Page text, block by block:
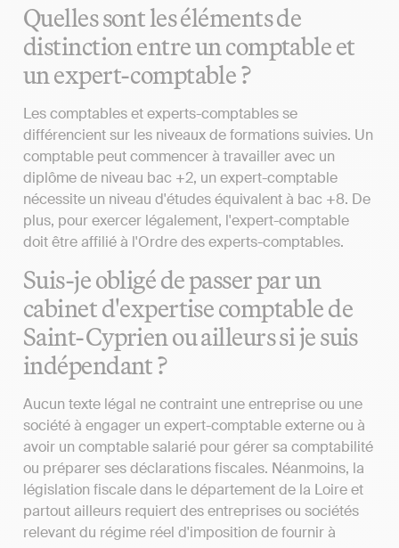
Quelles sont les éléments de
distinction entre un comptable et
un expert-comptable ?
Les comptables et experts-comptables se
différencient sur les niveaux de formations suivies. Un
comptable peut commencer à travailler avec un
diplôme de niveau bac +2, un expert-comptable
nécessite un niveau d'études équivalent à bac +8. De
plus, pour exercer légalement, l'expert-comptable
doit être affilié à l'Ordre des experts-comptables.
Suis-je obligé de passer par un
cabinet d'expertise comptable de
Saint-Cyprien ou ailleurs si je suis
indépendant ?
Aucun texte légal ne contraint une entreprise ou une
société à engager un expert-comptable externe ou à
avoir un comptable salarié pour gérer sa comptabilité
ou préparer ses déclarations fiscales. Néanmoins, la
législation fiscale dans le département de la Loire et
partout ailleurs requiert des entreprises ou sociétés
relevant du régime réel d'imposition de fournir à